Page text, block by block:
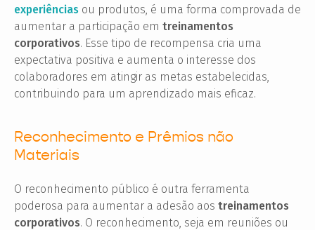
experiências ou produtos, é uma forma comprovada de
aumentar a participação em treinamentos
corporativos. Esse tipo de recompensa cria uma
expectativa positiva e aumenta o interesse dos
colaboradores em atingir as metas estabelecidas,
contribuindo para um aprendizado mais eficaz.
Reconhecimento e Prêmios não
Materiais
O reconhecimento público é outra ferramenta
poderosa para aumentar a adesão aos treinamentos
corporativos. O reconhecimento, seja em reuniões ou